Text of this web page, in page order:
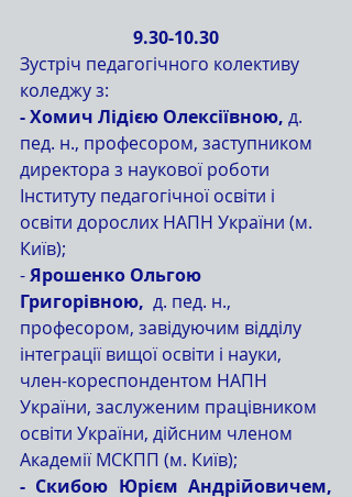
9.30-10.30
Зустріч педагогічного колективу
коледжу з:
- Хомич Лідією Олексіївною, д.
пед. н., професором, заступником
директора з наукової роботи
Інституту педагогічної освіти і
освіти дорослих НАПН України (м.
Київ);
- Ярошенко Ольгою
Григорівною,
  д. пед. н.,
професором, завідуючим відділу
інтеграції вищої освіти і науки,
член-кореспондентом НАПН
України, заслуженим працівником
освіти України, дійсним членом
Академії МСКПП (м. Київ);
- Скибою Юрієм Андрійовичем,